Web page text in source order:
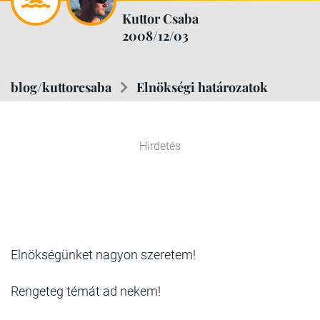
Kuttor Csaba
2008/12/03
blog/kuttorcsaba Elnökségi határozatok
Hirdetés
Elnökségünket nagyon szeretem!
Rengeteg témát ad nekem!